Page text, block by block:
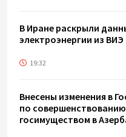
В Иране раскрыли
электроэнергии из ВИЭ
19:32
Внесены изменения в
по
госимуществом в